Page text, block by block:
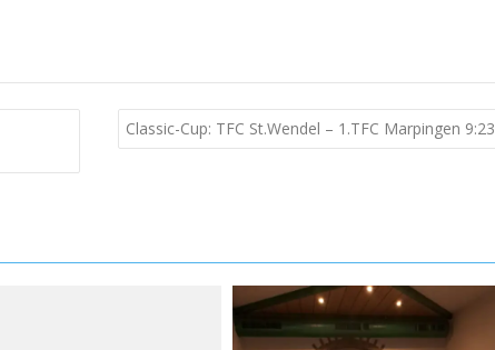
Classic-Cup: TFC St.Wendel – 1.TFC Marpingen 9:23